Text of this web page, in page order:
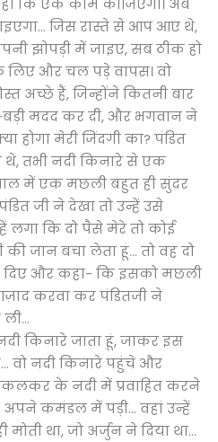
जिस रास्ते से आप आए थे,
झोपड़ी में जाइए, सब ठीक हो
लिए और चल पड़े वापस। वो
अच्छे हैं, जिन्होंने कितनी बार
बड़ी मदद कर दी, और भगवान ने
होगा मेरी जिंदगी का? पंडित
थे, तभी नदी किनारे से एक
में एक मछली बहुत ही सुंदर
जी ने देखा तो उन्हें उसे
लगा कि दो पैसे मेरे तो कोई
जान बचा लेता हूं... तो वह दो
और कहा- कि इसको मछली
करवा कर पंडितजी ने
किनारे जाता हूं, जाकर इस
वो नदी किनारे पहुंचे और
के नदी में प्रवाहित करने
कमंडल में पड़ी... वहां उन्हें
मोती था, जो अर्जुन ने दिया था...